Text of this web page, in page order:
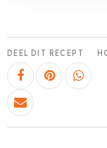
DEEL DIT RECEPT